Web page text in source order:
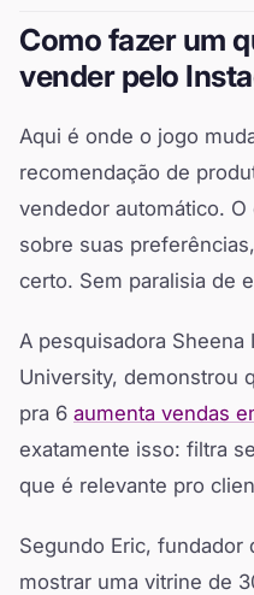
Como fazer um
vender pelo
Aqui é onde o jogo
recomendação de
vendedor automático.
sobre suas
certo. Sem paralisia de
A pesquisadora Sheena
University, demonstrou
pra 6 aumenta vendas
exatamente isso: filtra
que é relevante pro
Segundo Eric, fundador
mostrar uma vitrine de